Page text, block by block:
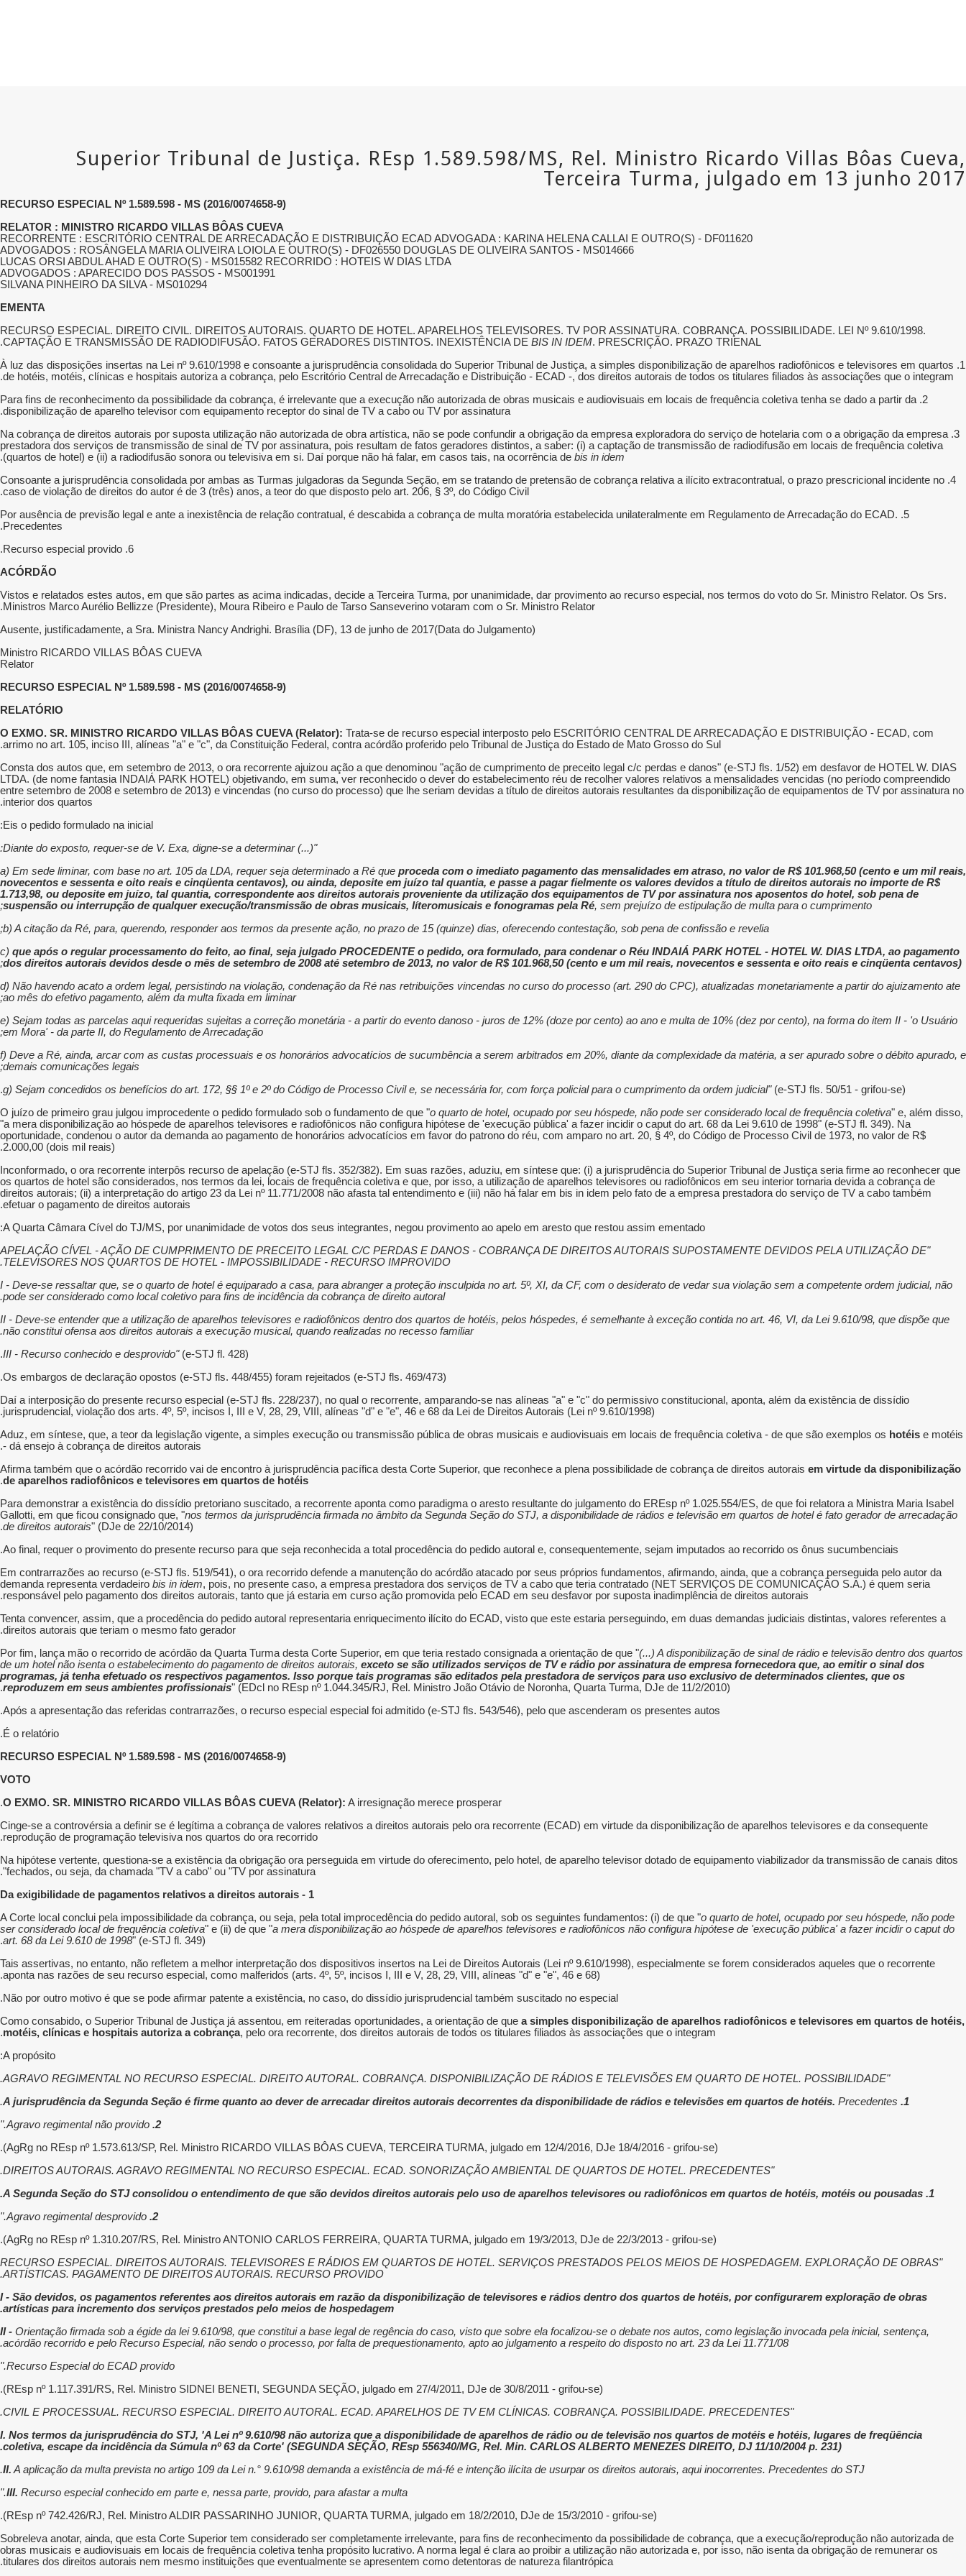
RECURSO ESPECIAL Nº 1.589.598 - MS (2016/0074658-9)
RELATOR : MINISTRO RICARDO VILLAS BÔAS CUEVA
RECORRENTE : ESCRITÓRIO CENTRAL DE ARRECADAÇÃO E DISTRIBUIÇÃO ECAD ADVOGADA : KARINA HELENA CALLAI E OUTRO(S) - DF011620
ADVOGADOS : ROSÂNGELA MARIA OLIVEIRA LOIOLA E OUTRO(S) - DF026550 DOUGLAS DE OLIVEIRA SANTOS - MS014666
LUCAS ORSI ABDUL AHAD E OUTRO(S) - MS015582 RECORRIDO : HOTEIS W DIAS LTDA
ADVOGADOS : APARECIDO DOS PASSOS - MS001991
SILVANA PINHEIRO DA SILVA - MS010294
EMENTA
RECURSO ESPECIAL. DIREITO CIVIL. DIREITOS AUTORAIS. QUARTO DE HOTEL. APARELHOS TELEVISORES. TV POR ASSINATURA. COBRANÇA. POSSIBILIDADE. LEI Nº 9.610/1998.
CAPTAÇÃO E TRANSMISSÃO DE RADIODIFUSÃO. FATOS GERADORES DISTINTOS. INEXISTÊNCIA DE BIS IN IDEM. PRESCRIÇÃO. PRAZO TRIENAL.
1. À luz das disposições insertas na Lei nº 9.610/1998 e consoante a jurisprudência consolidada do Superior Tribunal de Justiça, a simples disponibilização de aparelhos radiofônicos e televisores em quartos
de hotéis, motéis, clínicas e hospitais autoriza a cobrança, pelo Escritório Central de Arrecadação e Distribuição - ECAD -, dos direitos autorais de todos os titulares filiados às associações que o integram.
2. Para fins de reconhecimento da possibilidade da cobrança, é irrelevante que a execução não autorizada de obras musicais e audiovisuais em locais de frequência coletiva tenha se dado a partir da
disponibilização de aparelho televisor com equipamento receptor do sinal de TV a cabo ou TV por assinatura.
3. Na cobrança de direitos autorais por suposta utilização não autorizada de obra artística, não se pode confundir a obrigação da empresa exploradora do serviço de hotelaria com o a obrigação da empresa
prestadora dos serviços de transmissão de sinal de TV por assinatura, pois resultam de fatos geradores distintos, a saber: (i) a captação de transmissão de radiodifusão em locais de frequência coletiva
(quartos de hotel) e (ii) a radiodifusão sonora ou televisiva em si. Daí porque não há falar, em casos tais, na ocorrência de bis in idem
.
4. Consoante a jurisprudência consolidada por ambas as Turmas julgadoras da Segunda Seção, em se tratando de pretensão de cobrança relativa a ilícito extracontratual, o prazo prescricional incidente no
caso de violação de direitos do autor é de 3 (três) anos, a teor do que disposto pelo art. 206, § 3º, do Código Civil.
5. Por ausência de previsão legal e ante a inexistência de relação contratual, é descabida a cobrança de multa moratória estabelecida unilateralmente em Regulamento de Arrecadação do ECAD.
Precedentes.
6. Recurso especial provido.
ACÓRDÃO
Vistos e relatados estes autos, em que são partes as acima indicadas, decide a Terceira Turma, por unanimidade, dar provimento ao recurso especial, nos termos do voto do Sr. Ministro Relator. Os Srs.
Ministros Marco Aurélio Bellizze (Presidente), Moura Ribeiro e Paulo de Tarso Sanseverino votaram com o Sr. Ministro Relator.
Ausente, justificadamente, a Sra. Ministra Nancy Andrighi. Brasília (DF), 13 de junho de 2017(Data do Julgamento)
Ministro RICARDO VILLAS BÔAS CUEVA
Relator
RECURSO ESPECIAL Nº 1.589.598 - MS (2016/0074658-9)
RELATÓRIO
O EXMO. SR. MINISTRO RICARDO VILLAS BÔAS CUEVA (Relator): Trata-se de recurso especial interposto pelo ESCRITÓRIO CENTRAL DE ARRECADAÇÃO E DISTRIBUIÇÃO - ECAD, com
arrimo no art. 105, inciso III, alíneas "a" e "c", da Constituição Federal, contra acórdão proferido pelo Tribunal de Justiça do Estado de Mato Grosso do Sul.
Consta dos autos que, em setembro de 2013, o ora recorrente ajuizou ação a que denominou "ação de cumprimento de preceito legal c/c perdas e danos" (e-STJ fls. 1/52) em desfavor de HOTEL W. DIAS
LTDA. (de nome fantasia INDAIÁ PARK HOTEL) objetivando, em suma, ver reconhecido o dever do estabelecimento réu de recolher valores relativos a mensalidades vencidas (no período compreendido
entre setembro de 2008 e setembro de 2013) e vincendas (no curso do processo) que lhe seriam devidas a título de direitos autorais resultantes da disponibilização de equipamentos de TV por assinatura no
interior dos quartos.
Eis o pedido formulado na inicial:
"(...) Diante do exposto, requer-se de V. Exa, digne-se a determinar:
a) Em sede liminar, com base no art. 105 da LDA, requer seja determinado a Ré que proceda com o imediato pagamento das mensalidades em atraso, no valor de R$ 101.968,50 (cento e um mil reais,
novecentos e sessenta e oito reais e cinqüenta centavos), ou ainda, deposite em juízo tal quantia, e passe a pagar fielmente os valores devidos a título de direitos autorais no importe de R$
1.713,98, ou deposite em juízo, tal quantia, correspondente aos direitos autorais proveniente da utilização dos equipamentos de TV por assinatura nos aposentos do hotel, sob pena de
suspensão ou interrupção de qualquer execução/transmissão de obras musicais, líteromusicais e fonogramas pela Ré, sem prejuízo de estipulação de multa para o cumprimento;
b) A citação da Ré, para, querendo, responder aos termos da presente ação, no prazo de 15 (quinze) dias, oferecendo contestação, sob pena de confissão e revelia;
c) que após o regular processamento do feito, ao final, seja julgado PROCEDENTE o pedido, ora formulado, para condenar o Réu INDAIÁ PARK HOTEL - HOTEL W. DIAS LTDA, ao pagamento
dos direitos autorais devidos desde o mês de setembro de 2008 até setembro de 2013, no valor de R$ 101.968,50 (cento e um mil reais, novecentos e sessenta e oito reais e cinqüenta centavos)
;
d) Não havendo acato a ordem legal, persistindo na violação, condenação da Ré nas retribuições vincendas no curso do processo (art. 290 do CPC), atualizadas monetariamente a partir do ajuizamento ate
ao mês do efetivo pagamento, além da multa fixada em liminar;
e) Sejam todas as parcelas aqui requeridas sujeitas a correção monetária - a partir do evento danoso - juros de 12% (doze por cento) ao ano e multa de 10% (dez por cento), na forma do item II - 'o Usuário
em Mora' - da parte II, do Regulamento de Arrecadação;
f) Deve a Ré, ainda, arcar com as custas processuais e os honorários advocatícios de sucumbência a serem arbitrados em 20%, diante da complexidade da matéria, a ser apurado sobre o débito apurado, e
demais comunicações legais;
g) Sejam concedidos os benefícios do art. 172, §§ 1º e 2º do Código de Processo Civil e, se necessária for, com força policial para o cumprimento da ordem judicial"(e-STJ fls. 50/51 - grifou-se).
O juízo de primeiro grau julgou improcedente o pedido formulado sob o fundamento de que "o quarto de hotel, ocupado por seu hóspede, não pode ser considerado local de frequência coletiva" e, além disso,
"a mera disponibilização ao hóspede de aparelhos televisores e radiofônicos não configura hipótese de 'execução pública' a fazer incidir o caput do art. 68 da Lei 9.610 de 1998" (e-STJ fl. 349). Na
oportunidade, condenou o autor da demanda ao pagamento de honorários advocatícios em favor do patrono do réu, com amparo no art. 20, § 4º, do Código de Processo Civil de 1973, no valor de R$
2.000,00 (dois mil reais).
Inconformado, o ora recorrente interpôs recurso de apelação (e-STJ fls. 352/382). Em suas razões, aduziu, em síntese que: (i) a jurisprudência do Superior Tribunal de Justiça seria firme ao reconhecer que
os quartos de hotel são considerados, nos termos da lei, locais de frequência coletiva e que, por isso, a utilização de aparelhos televisores ou radiofônicos em seu interior tornaria devida a cobrança de
direitos autorais; (ii) a interpretação do artigo 23 da Lei nº 11.771/2008 não afasta tal entendimento e (iii) não há falar em bis in idem pelo fato de a empresa prestadora do serviço de TV a cabo também
efetuar o pagamento de direitos autorais.
A Quarta Câmara Cível do TJ/MS, por unanimidade de votos dos seus integrantes, negou provimento ao apelo em aresto que restou assim ementado:
"APELAÇÃO CÍVEL - AÇÃO DE CUMPRIMENTO DE PRECEITO LEGAL C/C PERDAS E DANOS - COBRANÇA DE DIREITOS AUTORAIS SUPOSTAMENTE DEVIDOS PELA UTILIZAÇÃO DE
TELEVISORES NOS QUARTOS DE HOTEL - IMPOSSIBILIDADE - RECURSO IMPROVIDO.
I - Deve-se ressaltar que, se o quarto de hotel é equiparado a casa, para abranger a proteção insculpida no art. 5º, XI, da CF, com o desiderato de vedar sua violação sem a competente ordem judicial, não
pode ser considerado como local coletivo para fins de incidência da cobrança de direito autoral.
II - Deve-se entender que a utilização de aparelhos televisores e radiofônicos dentro dos quartos de hotéis, pelos hóspedes, é semelhante à exceção contida no art. 46, VI, da Lei 9.610/98, que dispõe que
não constitui ofensa aos direitos autorais a execução musical, quando realizadas no recesso familiar.
III - Recurso conhecido e desprovido"(e-STJ fl. 428).
Os embargos de declaração opostos (e-STJ fls. 448/455) foram rejeitados (e-STJ fls. 469/473).
Daí a interposição do presente recurso especial (e-STJ fls. 228/237), no qual o recorrente, amparando-se nas alíneas "a" e "c" do permissivo constitucional, aponta, além da existência de dissídio
jurisprudencial, violação dos arts. 4º, 5º, incisos I, III e V, 28, 29, VIII, alíneas "d" e "e", 46 e 68 da Lei de Direitos Autorais (Lei nº 9.610/1998).
Aduz, em síntese, que, a teor da legislação vigente, a simples execução ou transmissão pública de obras musicais e audiovisuais em locais de frequência coletiva - de que são exemplos os hotéis e motéis
- dá ensejo à cobrança de direitos autorais.
Afirma também que o acórdão recorrido vai de encontro à jurisprudência pacífica desta Corte Superior, que reconhece a plena possibilidade de cobrança de direitos autorais em virtude da disponibilização
de aparelhos radiofônicos e televisores em quartos de hotéis
.
Para demonstrar a existência do dissídio pretoriano suscitado, a recorrente aponta como paradigma o aresto resultante do julgamento do EREsp nº 1.025.554/ES, de que foi relatora a Ministra Maria Isabel
Gallotti, em que ficou consignado que, "nos termos da jurisprudência firmada no âmbito da Segunda Seção do STJ, a disponibilidade de rádios e televisão em quartos de hotel é fato gerador de arrecadação
de direitos autorais" (DJe de 22/10/2014).
Ao final, requer o provimento do presente recurso para que seja reconhecida a total procedência do pedido autoral e, consequentemente, sejam imputados ao recorrido os ônus sucumbenciais.
Em contrarrazões ao recurso (e-STJ fls. 519/541), o ora recorrido defende a manutenção do acórdão atacado por seus próprios fundamentos, afirmando, ainda, que a cobrança perseguida pelo autor da
demanda representa verdadeiro bis in idem, pois, no presente caso, a empresa prestadora dos serviços de TV a cabo que teria contratado (NET SERVIÇOS DE COMUNICAÇÃO S.A.) é quem seria
responsável pelo pagamento dos direitos autorais, tanto que já estaria em curso ação promovida pelo ECAD em seu desfavor por suposta inadimplência de direitos autorais.
Tenta convencer, assim, que a procedência do pedido autoral representaria enriquecimento ilícito do ECAD, visto que este estaria perseguindo, em duas demandas judiciais distintas, valores referentes a
direitos autorais que teriam o mesmo fato gerador.
Por fim, lança mão o recorrido de acórdão da Quarta Turma desta Corte Superior, em que teria restado consignada a orientação de que "(...) A disponibilização de sinal de rádio e televisão dentro dos quartos
de um hotel não isenta o estabelecimento do pagamento de direitos autorais, exceto se são utilizados serviços de TV e rádio por assinatura de empresa fornecedora que, ao emitir o sinal dos
programas, já tenha efetuado os respectivos pagamentos. Isso porque tais programas são editados pela prestadora de serviços para uso exclusivo de determinados clientes, que os
reproduzem em seus ambientes profissionais" (EDcl no REsp nº 1.044.345/RJ, Rel. Ministro João Otávio de Noronha, Quarta Turma, DJe de 11/2/2010).
Após a apresentação das referidas contrarrazões, o recurso especial especial foi admitido (e-STJ fls. 543/546), pelo que ascenderam os presentes autos.
É o relatório.
RECURSO ESPECIAL Nº 1.589.598 - MS (2016/0074658-9)
VOTO
O EXMO. SR. MINISTRO RICARDO VILLAS BÔAS CUEVA (Relator): A irresignação merece prosperar.
Cinge-se a controvérsia a definir se é legítima a cobrança de valores relativos a direitos autorais pelo ora recorrente (ECAD) em virtude da disponibilização de aparelhos televisores e da consequente
reprodução de programação televisiva nos quartos do ora recorrido.
Na hipótese vertente, questiona-se a existência da obrigação ora perseguida em virtude do oferecimento, pelo hotel, de aparelho televisor dotado de equipamento viabilizador da transmissão de canais ditos
fechados, ou seja, da chamada "TV a cabo" ou "TV por assinatura".
1 - Da exigibilidade de pagamentos relativos a direitos autorais
A Corte local conclui pela impossibilidade da cobrança, ou seja, pela total improcedência do pedido autoral, sob os seguintes fundamentos: (i) de que "o quarto de hotel, ocupado por seu hóspede, não pode
ser considerado local de frequência coletiva" e (ii) de que "a mera disponibilização ao hóspede de aparelhos televisores e radiofônicos não configura hipótese de 'execução pública' a fazer incidir o caput do
art. 68 da Lei 9.610 de 1998" (e-STJ fl. 349).
Tais assertivas, no entanto, não refletem a melhor interpretação dos dispositivos insertos na Lei de Direitos Autorais (Lei nº 9.610/1998), especialmente se forem considerados aqueles que o recorrente
aponta nas razões de seu recurso especial, como malferidos (arts. 4º, 5º, incisos I, III e V, 28, 29, VIII, alíneas "d" e "e", 46 e 68).
Não por outro motivo é que se pode afirmar patente a existência, no caso, do dissídio jurisprudencial também suscitado no especial.
Como consabido, o Superior Tribunal de Justiça já assentou, em reiteradas oportunidades, a orientação de que a simples disponibilização de aparelhos radiofônicos e televisores em quartos de hotéis,
motéis, clínicas e hospitais autoriza a cobrança, pelo ora recorrente, dos direitos autorais de todos os titulares filiados às associações que o integram.
A propósito:
"AGRAVO REGIMENTAL NO RECURSO ESPECIAL. DIREITO AUTORAL. COBRANÇA. DISPONIBILIZAÇÃO DE RÁDIOS E TELEVISÕES EM QUARTO DE HOTEL. POSSIBILIDADE.
1. A jurisprudência da Segunda Seção é firme quanto ao dever de arrecadar direitos autorais decorrentes da disponibilidade de rádios e televisões em quartos de hotéis.
Precedentes.
2.
(AgRg no REsp nº 1.573.613/SP, Rel. Ministro RICARDO VILLAS BÔAS CUEVA, TERCEIRA TURMA, julgado em 12/4/2016, DJe 18/4/2016 - grifou-se).
"DIREITOS AUTORAIS. AGRAVO REGIMENTAL NO RECURSO ESPECIAL. ECAD. SONORIZAÇÃO AMBIENTAL DE QUARTOS DE HOTEL. PRECEDENTES.
1. A Segunda Seção do STJ consolidou o entendimento de que são devidos direitos autorais pelo uso de aparelhos televisores ou radiofônicos em quartos de hotéis, motéis ou pousadas.
2.
(AgRg no REsp nº 1.310.207/RS, Rel. Ministro ANTONIO CARLOS FERREIRA, QUARTA TURMA, julgado em 19/3/2013, DJe de 22/3/2013 - grifou-se).
"RECURSO ESPECIAL. DIREITOS AUTORAIS. TELEVISORES E RÁDIOS EM QUARTOS DE HOTEL. SERVIÇOS PRESTADOS PELOS MEIOS DE HOSPEDAGEM. EXPLORAÇÃO DE OBRAS
ARTÍSTICAS. PAGAMENTO DE DIREITOS AUTORAIS. RECURSO PROVIDO.
I - São devidos, os pagamentos referentes aos direitos autorais em razão da disponibilização de televisores e rádios dentro dos quartos de hotéis, por configurarem exploração de obras
artísticas para incremento dos serviços prestados pelo meios de hospedagem.
II - Orientação firmada sob a égide da lei 9.610/98, que constitui a base legal de regência do caso, visto que sobre ela focalizou-se o debate nos autos, como legislação invocada pela inicial, sentença,
acórdão recorrido e pelo Recurso Especial, não sendo o processo, por falta de prequestionamento, apto ao julgamento a respeito do disposto no art. 23 da Lei 11.771/08.
Recurso Especial do ECAD provido."
(REsp nº 1.117.391/RS, Rel. Ministro SIDNEI BENETI, SEGUNDA SEÇÃO, julgado em 27/4/2011, DJe de 30/8/2011 - grifou-se).
"CIVIL E PROCESSUAL. RECURSO ESPECIAL. DIREITO AUTORAL. ECAD. APARELHOS DE TV EM CLÍNICAS. COBRANÇA. POSSIBILIDADE. PRECEDENTES.
I. Nos termos da jurisprudência do STJ, 'A Lei nº 9.610/98 não autoriza que a disponibilidade de aparelhos de rádio ou de televisão nos quartos de motéis e hotéis, lugares de freqüência
coletiva, escape da incidência da Súmula nº 63 da Corte' (SEGUNDA SEÇÃO, REsp 556340/MG, Rel. Min. CARLOS ALBERTO MENEZES DIREITO, DJ 11/10/2004 p. 231).
II. A aplicação da multa prevista no artigo 109 da Lei n.° 9.610/98 demanda a existência de má-fé e intenção ilícita de usurpar os direitos autorais, aqui inocorrentes. Precedentes do STJ.
III. Recurso especial conhecido em parte e, nessa parte, provido, para afastar a multa."
(REsp nº 742.426/RJ, Rel. Ministro ALDIR PASSARINHO JUNIOR, QUARTA TURMA, julgado em 18/2/2010, DJe de 15/3/2010 - grifou-se).
Sobreleva anotar, ainda, que esta Corte Superior tem considerado ser completamente irrelevante, para fins de reconhecimento da possibilidade de cobrança, que a execução/reprodução não autorizada de
obras musicais e audiovisuais em locais de frequência coletiva tenha propósito lucrativo. A norma legal é clara ao proibir a utilização não autorizada e, por isso, não isenta da obrigação de remunerar os
titulares dos direitos autorais nem mesmo instituições que eventualmente se apresentem como detentoras de natureza filantrópica.